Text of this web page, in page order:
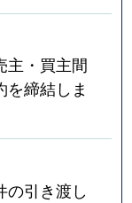
主・買主間
締結しま
の引き渡し